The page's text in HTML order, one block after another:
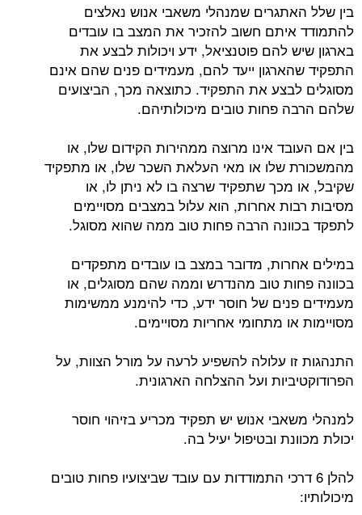
בין שלל האתגרים שמנהלי משאבי אנוש נאלצים
להתמודד איתם חשוב להזכיר את המצב בו עובדים
בארגון שיש להם פוטנציאל, ידע ויכולות לבצע את
התפקיד שהארגון ייעד להם, מעמידים פנים שהם אינם
מסוגלים לבצע את התפקיד. כתוצאה מכך, הביצועים
שלהם הרבה פחות טובים מיכולותיהם.
בין אם העובד אינו מרוצה ממהירות הקידום שלו, או
מהמשכורת שלו או מאי העלאת השכר שלו, או מתפקיד
שקיבל, או מכך שתפקיד שרצה בו לא ניתן לו, או
מסיבות רבות אחרות, הוא עלול במצבים מסויימים
לתפקד בכוונה הרבה פחות טוב ממה שהוא מסוגל.
במילים אחרות, מדובר במצב בו עובדים מתפקדים
בכוונה פחות טוב מהנדרש וממה שהם מסוגלים, או
מעמידים פנים של חוסר ידע, כדי להימנע ממשימות
מסויימות או מתחומי אחריות מסויימים.
התנהגות זו עלולה להשפיע לרעה על מורל הצוות, על
הפרודוקטיביות ועל ההצלחה הארגונית.
למנהלי משאבי אנוש יש תפקיד מכריע בזיהוי חוסר
יכולת מכוונת ובטיפול יעיל בה.
להלן 6 דרכי התמודדות עם עובד שביצועיו פחות טובים
מיכולותיו: